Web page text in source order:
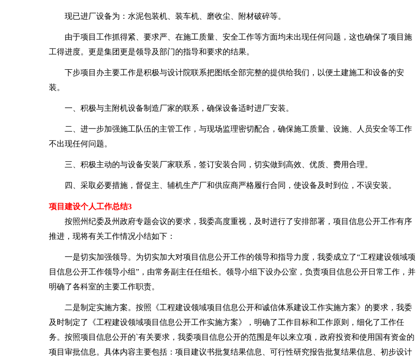
现已进厂设备为：水泥包装机、装车机、磨收尘、附材破碎等。
由于项目工作抓得紧、要求严、在施工质量、安全工作等方面均未出现任何问题，这也确保了项目施
工得进度。更是集团更是领导及部门的指导和要求的结果。
下步项目办主要工作是积极与设计院联系把图纸全部完整的提供给我们，以便土建施工和设备的安
装。
一、积极与主附机设备制造厂家的联系，确保设备适时进厂安装。
二、进一步加强施工队伍的主管工作，与现场监理密切配合，确保施工质量、设施、人员安全等工作
不出现任何问题。
三、积极主动的与设备安装厂家联系，签订安装合同，切实做到高效、优质、费用合理。
四、采取必要措施，督促主、辅机生产厂和供应商严格履行合同，使设备及时到位，不误安装。
项目建设个人工作总结3
按照州纪委及州政府专题会议的要求，我委高度重视，及时进行了安排部署，项目信息公开工作有序
推进，现将有关工作情况小结如下：
一是切实加强领导。为切实加大对项目信息公开工作的领导和指导力度，我委成立了“工程建设领域项
目信息公开工作领导小组”，由常务副主任任组长。领导小组下设办公室，负责项目信息公开日常工作，并
明确了各科室的主要工作职责。
二是制定实施方案。按照《工程建设领域项目信息公开和诚信体系建设工作实施方案》的要求，我委
及时制定了《工程建设领域项目信息公开工作实施方案》，明确了工作目标和工作原则，细化了工作任
务。按照项目信息公开的`有关要求，我委项目信息公开的范围是年以来立项，政府投资和使用国有资金的
项目审批信息。具体内容主要包括：项目建议书批复结果信息、可行性研究报告批复结果信息、初步设计